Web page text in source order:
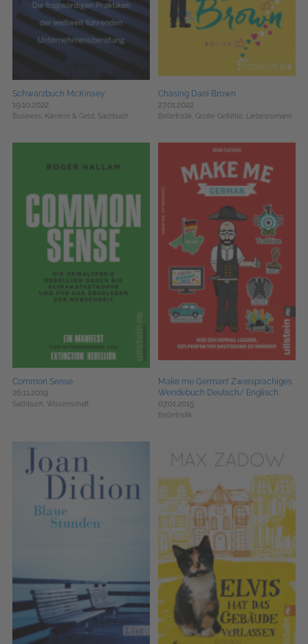
Schwarzbuch McKinsey
19.10.2022
Business, Karriere & Geld, Sachbuch
Chasing Dani Brown
27.01.2022
Belletristik, Große Gefühle, Liebesromane
Common Sense
26.11.2019
Sachbuch, Wissenschaft
Make me German! Zweisprachiges
Wendebuch Deutsch/ Englisch
07.01.2015
Belletristik